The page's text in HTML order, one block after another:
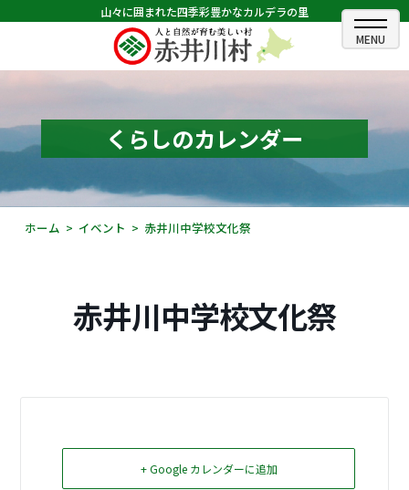
山々に囲まれた四季彩豊かなカルデラの里
ホーム
むらのできごと
むらのプロフィール
くらしの情報
観光・イベント情報
Select Language▼
くらしのカレンダー
ホーム イベント 赤井川中学校文化祭
赤井川中学校文化祭
+ Google カレンダーに追加